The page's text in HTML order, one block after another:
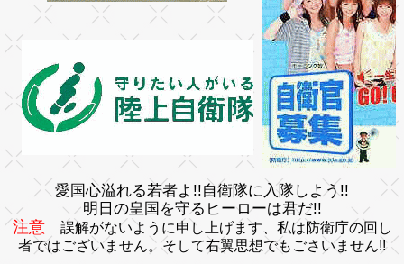
愛国心溢れる若者よ!!自衛隊に入隊しよう!!
明日の皇国を守るヒーローは君だ!!
注意
誤解がないように申し上げます、私は防衛庁の回し
者ではございません。そして右翼思想でもごさいません!!